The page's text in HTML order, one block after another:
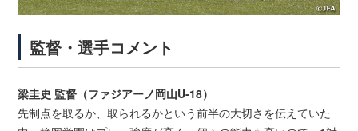
監督・選手コメント
梁圭史 監督（ファジアーノ岡山U-18）
先制点を取るか、取られるかという前半の大切さを伝えていた